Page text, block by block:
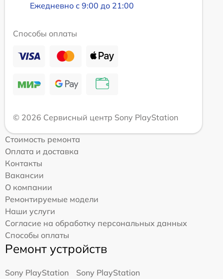
Ежедневно с 9:00 до 21:00
Способы оплаты
© 2026 Сервисный центр Sony PlayStation
Стоимость ремонта
Оплата и доставка
Контакты
Вакансии
О компании
Ремонтируемые модели
Наши услуги
Согласие на обработку персональных данных
Способы оплаты
Ремонт устройств
Sony PlayStation
Sony PlayStation